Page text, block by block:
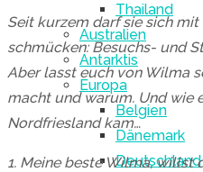
Thailand
Australien
Antarktis
Europa
Belgien
Dänemark
Deutschland
Seit kurzem darf sie sich
schmücken: Besuchs- und
Aber lasst euch von Wilma
macht und warum. Und wie
Nordfriesland kam…
1. Meine beste Wilma,